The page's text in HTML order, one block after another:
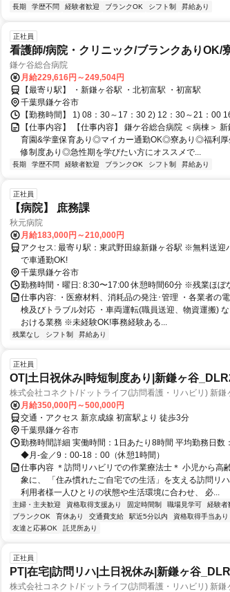
長期 学歴不問 経験者歓迎 ブランクOK シフト制 昇給あり
正社員
看護師/病院・クリニック/ブランクありOK/
鎌ケ谷総合病院
月給229,616円～249,504円
【最寄り駅】 ・新鎌ヶ谷駅 ・北初富駅 ・初富駅
千葉県鎌ケ谷市
【勤務時間】 1) 08：30～17：30 2) 12：30～21：00
【仕事内容】 【仕事内容】 鎌ケ谷総合病院 ＜病棟＞
育園&学童保育あり◎マイカー通勤OK◎寮あり◎福利
修制度あり◎急性期を学びたい方にオススメで...
長期 学歴不問 経験者歓迎 ブランクOK シフト制 昇給あり
正社員
【病院】 庶務課
秋元病院
月給183,000円～210,000円
アクセス: 最寄り駅：東武野田線新鎌ヶ谷駅 ※無料送迎バスあり！ 無料駐車場あり
で車通勤OK!
千葉県鎌ケ谷市
勤務時間・曜日: 8:30〜17:00 休憩時間60分 ※残業ほぼ
仕事内容: ・医療材料、消耗品の発注･管理 ・各業者の
検及びトラブル対応 ・車両運転(職員送迎、物資運搬)
おける業務 ※未経験OK!事務経験ある...
残業なし シフト制 昇給あり
正社員
OT|土日祝休み|時短制度あり|新鎌ヶ谷
株式会社コネクト/ドットライフ(訪問看護・リハビリ) 新鎌
月給350,000円～500,000円
交通・アクセス 新京成線 初富駅より 徒歩3分
千葉県鎌ケ谷市
勤務時間詳細 実働時間：1日あたり8時間 平均勤務日数
◆月-金／9：00-18：00（休憩1時間）
仕事内容 ＊訪問リハビリでの作業療法士＊ 小児から高
象に、 「住み慣れたご自宅での生活」を支える訪問リ
利用者様一人ひとりの状態や生活環境に合わせ、 必...
主婦・主夫歓迎 資格取得支援あり 固定時間制 職場見学可 経験者
ブランクOK
育休あり 交通費支給 駅近5分以内 資格取得手当あり
友達と応募OK
託児所あり
正社員
PT|在宅|訪問リハ|土日祝休み|新鎌ヶ谷
株式会社コネクト/ドットライフ(訪問看護・リハビリ) 新鎌